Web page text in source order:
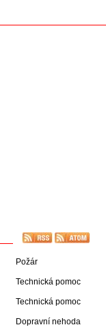
Požár
Technická pomoc
Technická pomoc
Dopravní nehoda